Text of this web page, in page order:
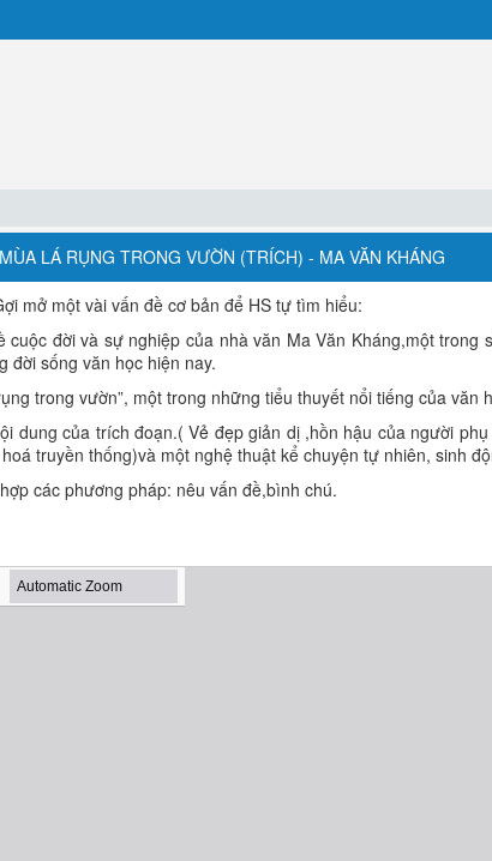
LÁ RỤNG TRONG VƯỜN (TRÍCH) - MA VĂN KHÁNG
mở một vài vấn đề cơ bản để HS tự tìm hiểu:
cuộc đời và sự nghiệp của nhà văn Ma Văn Kháng,một trong
đời sống văn học hiện nay.
trong vườn”, một trong những tiểu thuyết nổi tiếng của văn
dung của trích đoạn.( Vẻ đẹp giản dị ,hồn hậu của người
truyền thống)và một nghệ thuật kể chuyện tự nhiên, sinh
các phương pháp: nêu vấn đề,bình chú.